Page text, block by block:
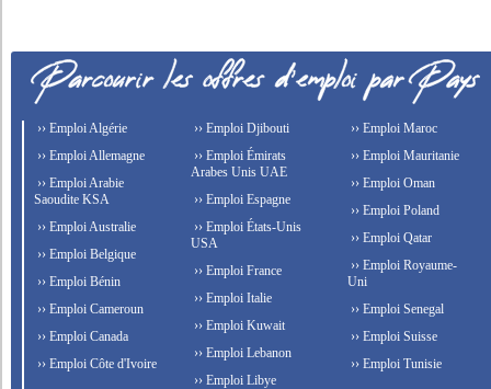
›› Emploi Algérie
›› Emploi Allemagne
›› Emploi Arabie
Saoudite KSA
›› Emploi Australie
›› Emploi Belgique
›› Emploi Bénin
›› Emploi Cameroun
›› Emploi Canada
›› Emploi Côte d'Ivoire
›› Emploi Djibouti
›› Emploi Émirats
Arabes Unis UAE
›› Emploi Espagne
›› Emploi États-Unis
USA
›› Emploi France
›› Emploi Italie
›› Emploi Kuwait
›› Emploi Lebanon
›› Emploi Libye
›› Emploi Maroc
›› Emploi Mauritanie
›› Emploi Oman
›› Emploi Poland
›› Emploi Qatar
›› Emploi Royaume-
Uni
›› Emploi Senegal
›› Emploi Suisse
›› Emploi Tunisie